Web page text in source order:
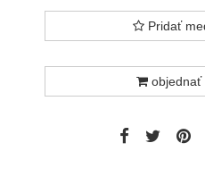
Pridať
objednať